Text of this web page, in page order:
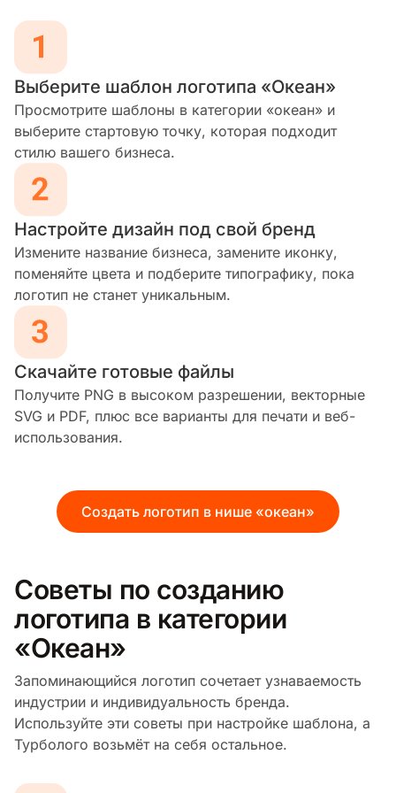
Выберите шаблон логотипа «Океан»
Просмотрите шаблоны в категории «океан» и
выберите стартовую точку, которая подходит
стилю вашего бизнеса.
Настройте дизайн под свой бренд
Измените название бизнеса, замените иконку,
поменяйте цвета и подберите типографику, пока
логотип не станет уникальным.
Скачайте готовые файлы
Получите PNG в высоком разрешении, векторные
SVG и PDF, плюс все варианты для печати и веб-
использования.
Создать логотип в нише «океан»
Советы по созданию
логотипа в категории
«Океан»
Запоминающийся логотип сочетает узнаваемость
индустрии и индивидуальность бренда.
Используйте эти советы при настройке шаблона, а
Турболого возьмёт на себя остальное.